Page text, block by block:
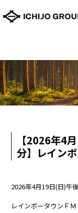
【2026年4
分】レイン
2026年4月19日(日)午
レインボータウンＦ